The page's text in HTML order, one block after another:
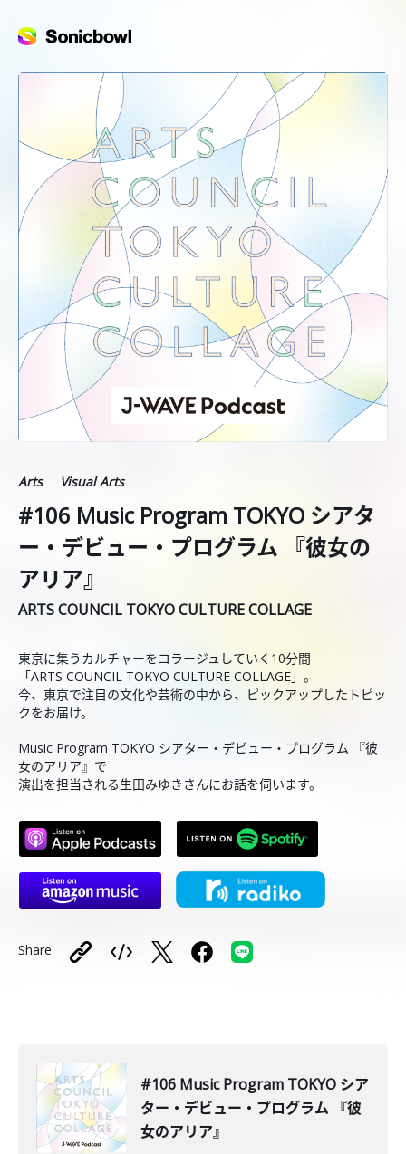
Arts Visual Arts
#106 Music Program TOKYO シアタ
ー・デビュー・プログラム 『彼女の
アリア』
ARTS COUNCIL TOKYO CULTURE COLLAGE
東京に集うカルチャーをコラージュしていく10分間
「ARTS COUNCIL TOKYO CULTURE COLLAGE」。
今、東京で注目の文化や芸術の中から、ピックアップしたトピッ
クをお届け。
Music Program TOKYO シアター・デビュー・プログラム 『彼
女のアリア』で
演出を担当される生田みゆきさんにお話を伺います。
Share
#106 Music Program TOKYO シア
ター・デビュー・プログラム 『彼
女のアリア』